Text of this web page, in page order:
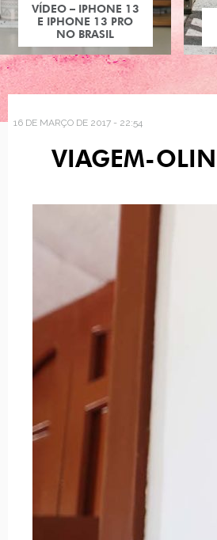
VÍDEO – IPHONE 13
E IPHONE 13 PRO
NO BRASIL
16 DE MARÇO DE 2017 - 22:54
VIAGEM-